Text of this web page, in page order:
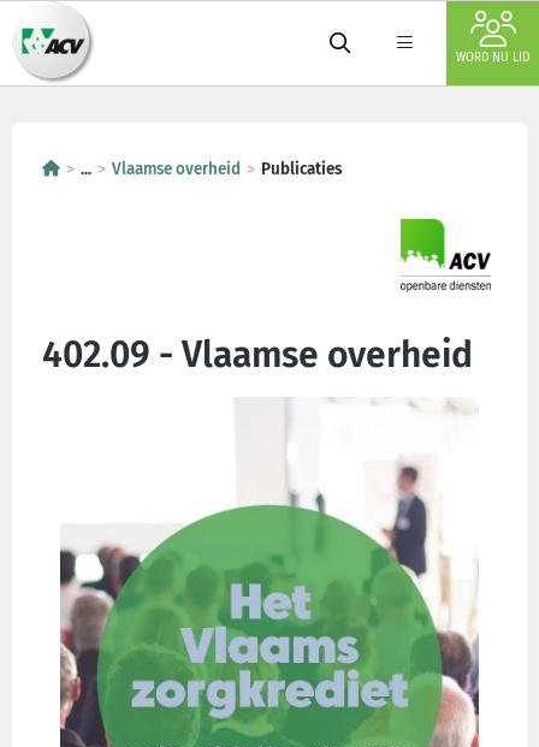
WORD NU LID
... Vlaamse overheid Publicaties
402.09 - Vlaamse overheid